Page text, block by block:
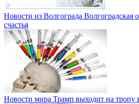
Новости из Волгограда Волгоградская
счастья
Новости мира Трамп выходит на